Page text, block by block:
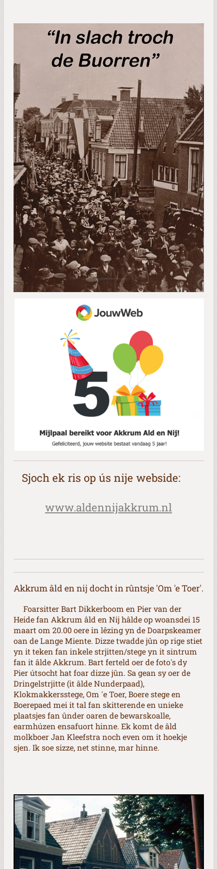
Sjoch ek ris op ús nije webside:
www.aldennijakkrum.nl
Akkrum âld en nij docht in rûntsje 'Om 'e Toer'.
Foarsitter Bart Dikkerboom en Pier van der
Heide fan Akkrum âld en Nij hâlde op woansdei 15
maart om 20.00 oere in lêzing yn de Doarpskeamer
oan de Lange Miente. Dizze twadde jûn op rige stiet
yn it teken fan inkele strjitten/stege yn it sintrum
fan it âlde Akkrum. Bart ferteld oer de foto's dy
Pier útsocht hat foar dizze jûn. Sa gean sy oer de
Dringelstrjitte (it âlde Nunderpaad),
Klokmakkersstege, Om 'e Toer, Boere stege en
Boerepaed mei it tal fan skitterende en unieke
plaatsjes fan ûnder oaren de bewarskoalle,
earmhúzen ensafuort hinne. Ek komt de âld
molkboer Jan Kleefstra noch even om it hoekje
sjen. Ik soe sizze, net stinne, mar hinne.